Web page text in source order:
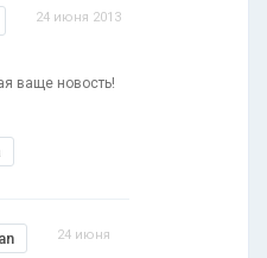
24 июня 2013
ваще новость!
24 июня